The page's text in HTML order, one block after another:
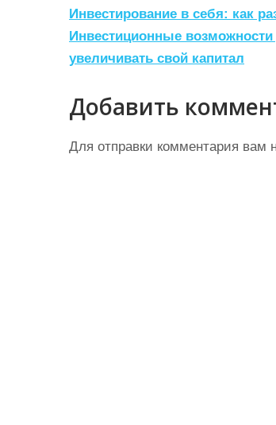
Н
а
в
и
г
а
Инвестирование в себя: как
Инвестиционные
увеличивать свой капитал
Добавить
Для отправки комментария вам